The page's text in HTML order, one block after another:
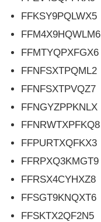
FFKSY9PQLWX5
FFM4X9HQWLM6
FFMTYQPXFGX6
FFNFSXTPQML2
FFNFSXTPVQZ7
FFNGYZPPKNLX
FFNRWTXPFKQ8
FFPURTXQFKX3
FFRPXQ3KMGT9
FFRSX4CYHXZ8
FFSGT9KNQXT6
FFSKTX2QF2N5